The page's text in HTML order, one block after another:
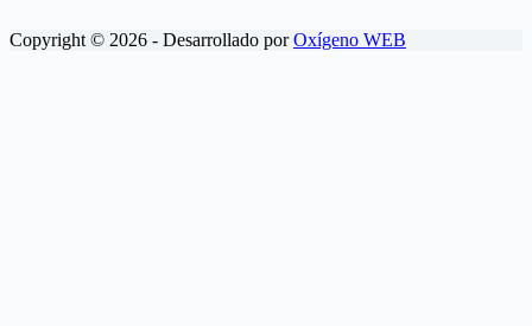
Copyright © 2026 - Desarrollado porOxígeno WEB